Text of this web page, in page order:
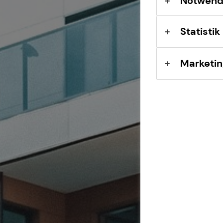
Statistik